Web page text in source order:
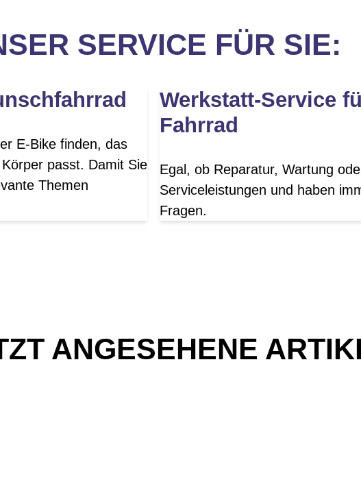
SERVICE FÜR SIE:
E-Bike finden, das
passt. Damit Sie
Themen
Werkstatt-Service
Fahrrad
Egal, ob Reparatur, Wartung
Serviceleistungen und haben
Fragen.
ANGESEHENE